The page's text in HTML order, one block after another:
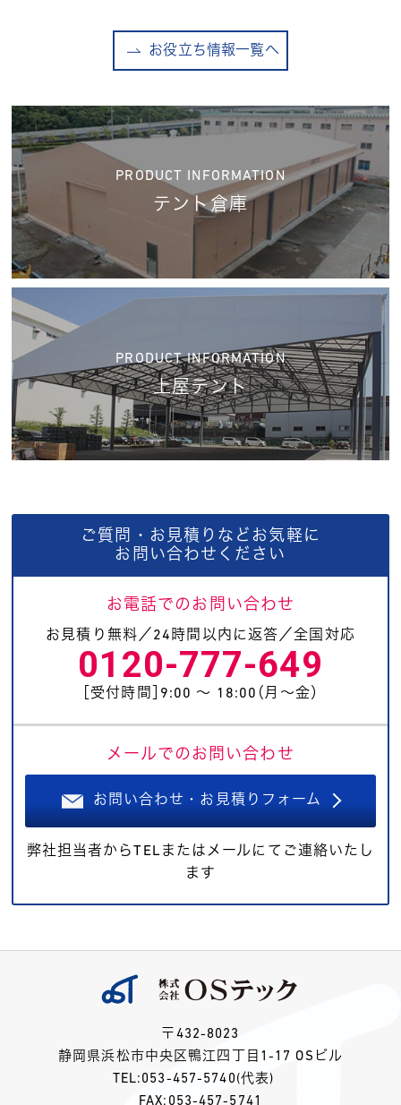
お役立ち情報一覧へ
PRODUCT INFORMATION
テント倉庫
PRODUCT INFORMATION
上屋テント
ご質問・お見積りなどお気軽に
お問い合わせください
お電話でのお問い合わせ
お見積り無料／24時間以内に返答／全国対応
0120-777-649
［受付時間］9:00 〜 18:00（月〜金）
メールでのお問い合わせ
お問い合わせ・お見積りフォーム
弊社担当者からTELまたはメールにてご連絡いたし
ます
〒432-8023
静岡県浜松市中央区鴨江四丁目1-17 OSビル
TEL: 053-457-5740 (代表)
FAX:053-457-5741